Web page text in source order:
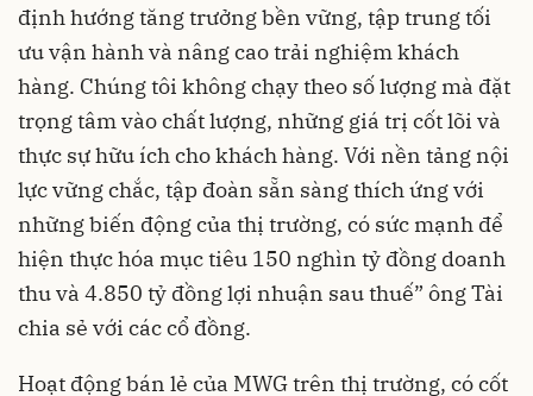
định hướng tăng trưởng bền vững, tập trung tối
ưu vận hành và nâng cao trải nghiệm khách
hàng. Chúng tôi không chạy theo số lượng mà đặt
trọng tâm vào chất lượng, những giá trị cốt lõi và
thực sự hữu ích cho khách hàng. Với nền tảng nội
lực vững chắc, tập đoàn sẵn sàng thích ứng với
những biến động của thị trường, có sức mạnh để
hiện thực hóa mục tiêu 150 nghìn tỷ đồng doanh
thu và 4.850 tỷ đồng lợi nhuận sau thuế” ông Tài
chia sẻ với các cổ đồng.
Hoạt động bán lẻ của MWG trên thị trường, có cốt